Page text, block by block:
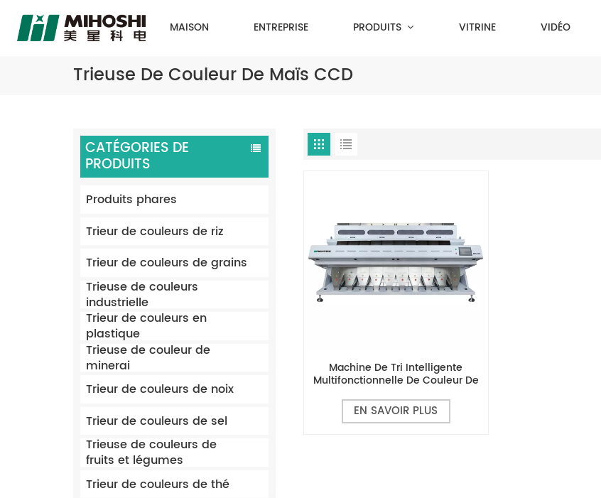
MAISON ENTREPRISE PRODUITS VITRINE VIDÉO
Trieuse De Couleur De Maïs CCD
CATÉGORIES DE
PRODUITS
Produits phares
Trieur de couleurs de riz
Trieur de couleurs de grains
Trieuse de couleurs
industrielle
Trieur de couleurs en
plastique
Trieuse de couleur de
minerai
Trieur de couleurs de noix
Trieur de couleurs de sel
Trieuse de couleurs de
fruits et légumes
Trieur de couleurs de thé
Machine De Tri Intelligente
Multifonctionnelle De Couleur De
EN SAVOIR PLUS